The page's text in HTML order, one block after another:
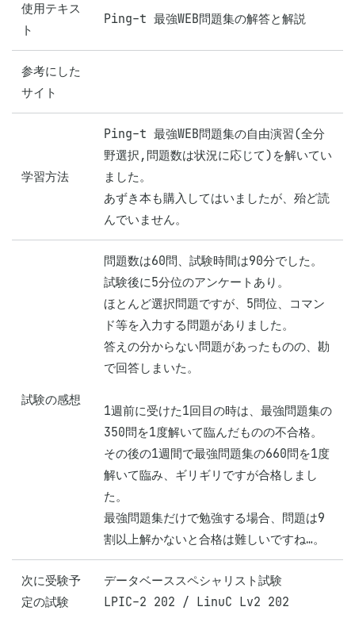
使用テキス
ト
Ping-t 最強WEB問題集の解答と解説
参考にした
サイト
学習方法
Ping-t 最強WEB問題集の自由演習(全分
野選択,問題数は状況に応じて)を解いてい
ました。
あずき本も購入してはいましたが、殆ど読
んでいません。
試験の感想
問題数は60問、試験時間は90分でした。
試験後に5分位のアンケートあり。
ほとんど選択問題ですが、5問位、コマン
ド等を入力する問題がありました。
答えの分からない問題があったものの、勘
で回答しまいた。
1週前に受けた1回目の時は、最強問題集の
350問を1度解いて臨んだものの不合格。
その後の1週間で最強問題集の660問を1度
解いて臨み、ギリギリですが合格しまし
た。
最強問題集だけで勉強する場合、問題は9
割以上解かないと合格は難しいですね…。
次に受験予
定の試験
データベーススペシャリスト試験
LPIC-2 202 / LinuC Lv2 202